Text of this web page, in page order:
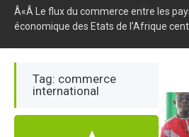
Â«Â Le flux du commerce entre les
économique des Etats de l’Afrique
Tag: commerce
international